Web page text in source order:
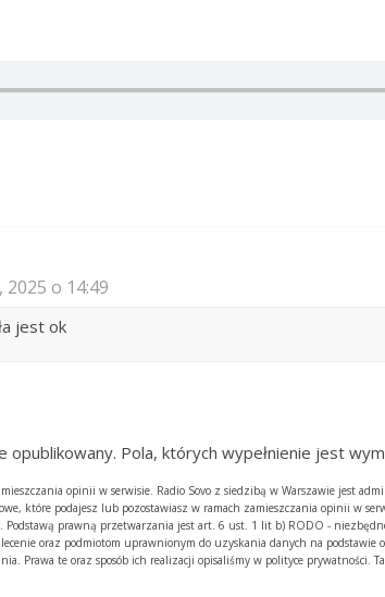
o 14:49
jest ok
opublikowany. Pola, których wypełnienie jest
opinii w serwisie. Radio Sovo z siedzibą w Warszawie jest
które podajesz lub pozostawiasz w ramach zamieszczania opinii w
prawną przetwarzania jest art. 6 ust. 1 lit b) RODO -
oraz podmiotom uprawnionym do uzyskania danych na
Prawa te oraz sposób ich realizacji opisaliśmy w polityce